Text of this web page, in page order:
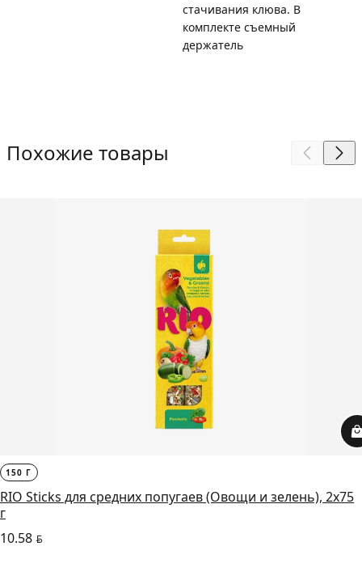
стачивания клюва. В
комплекте съемный
держатель
Похожие товары
150 Г
RIO Sticks для средних попугаев (Овощи и зелень), 2х75
г
10.58 BYN